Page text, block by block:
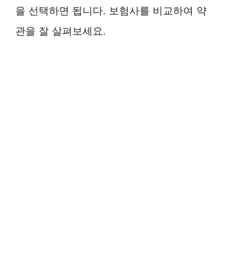
을 선택하면 됩니다. 보험사를 비교하여 약
관을 잘 살펴보세요.